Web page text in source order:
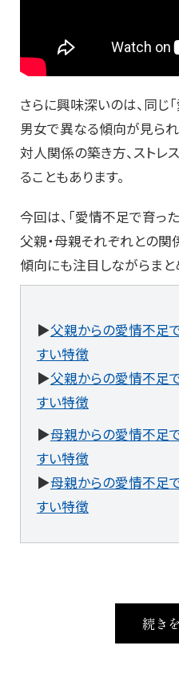
さらに興味深いのは、同じ
男女で異なる傾向が見ら
対人関係の築き方、スト
ることもあります。
今回は、「愛情不足で育っ
父親・母親それぞれとの関
傾向にも注目しながらまと
▶父親からの愛情不足
すい特徴
▶父親からの愛情不足
すい特徴
▶母親からの愛情不足
すい特徴
▶母親からの愛情不足
すい特徴
続き